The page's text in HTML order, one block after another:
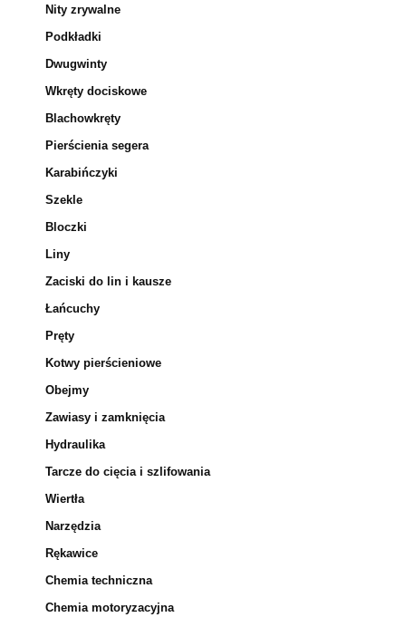
Nity zrywalne
Podkładki
Dwugwinty
Wkręty dociskowe
Blachowkręty
Pierścienia segera
Karabińczyki
Szekle
Bloczki
Liny
Zaciski do lin i kausze
Łańcuchy
Pręty
Kotwy pierścieniowe
Obejmy
Zawiasy i zamknięcia
Hydraulika
Tarcze do cięcia i szlifowania
Wiertła
Narzędzia
Rękawice
Chemia techniczna
Chemia motoryzacyjna